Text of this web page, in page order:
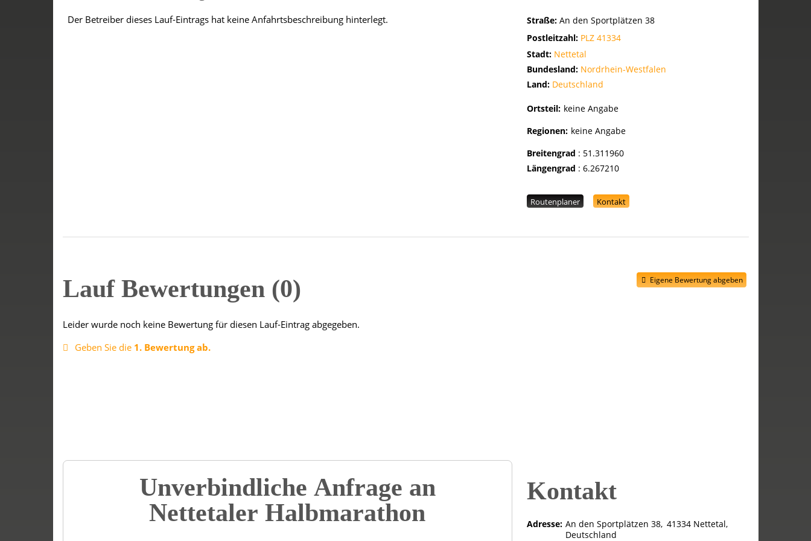
Der Betreiber dieses Lauf-Eintrags hat keine Anfahrtsbeschreibung hinterlegt. Straße:An den Sportplätzen 38
Postleitzahl: PLZ 41334
Stadt: Nettetal
Bundesland: Nordrhein-Westfalen
Land: Deutschland
Ortsteil: keine Angabe
Regionen: keine Angabe
Breitengrad : 51.311960
Längengrad :6.267210
Routenplaner Kontakt
Lauf Bewertungen 0 Eigene Bewertung abgeben
Leider wurde noch keine Bewertung für diesen Lauf-Eintrag abgegeben.
Geben Sie die 1. Bewertung ab.
Unverbindliche Anfrage an
Nettetaler Halbmarathon
Kontakt
Adresse: An den Sportplätzen 38 41334 Nettetal
Deutschland